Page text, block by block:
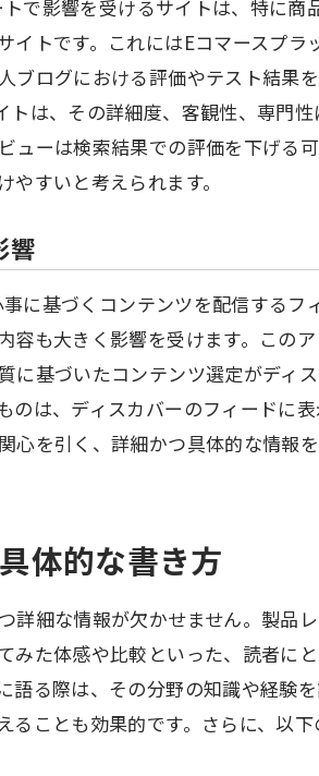
で影響を受けるサイトは、特に商
イトです。これにはEコマースプラ
ブログにおける評価やテスト結果
トは、その詳細度、客観性、専門
ューは検索結果での評価を下げる
すいと考えられます。
響
に基づくコンテンツを配信するフ
容も大きく影響を受けます。この
に基づいたコンテンツ選定がディ
のは、ディスカバーのフィードに
心を引く、詳細かつ具体的な情報
体的な書き方
詳細な情報が欠かせません。製品
みた体感や比較といった、読者に
語る際は、その分野の知識や経験
ることも効果的です。さらに、以